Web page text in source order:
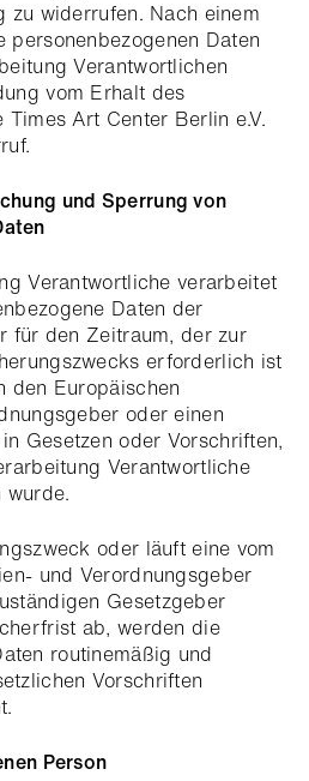
zu widerrufen. Nach einem
Daten
Verantwortlichen
vom Erhalt des
Art Center Berlin e.V.
und Sperrung von
Verantwortliche verarbeitet
Daten der
für den Zeitraum, der zur
erforderlich ist
den Europäischen
oder einen
Gesetzen oder Vorschriften,
Verantwortliche
wurde.
oder läuft eine vom
und Verordnungsgeber
Gesetzgeber
ab, werden die
routinemäßig und
Vorschriften
Person